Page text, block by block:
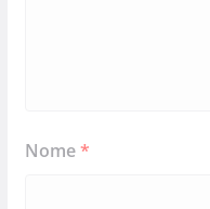
Nome*